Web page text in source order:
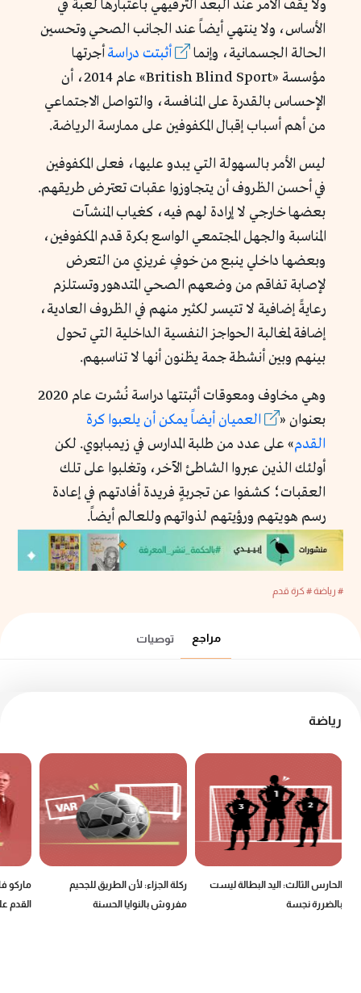
ولا يقف الأمر عند البعد الترفيهي باعتبارها لعبة في
الأساس، ولا ينتهي أيضاً عند الجانب الصحي وتحسين
الحالة الجسمانية، وإنما
أثبتت دراسة أجرتها
مؤسسة «British Blind Sport» عام 2014، أن
الإحساس بالقدرة على المنافسة، والتواصل الاجتماعي
من أهم أسباب إقبال المكفوفين على ممارسة الرياضة.
ليس الأمر بالسهولة التي يبدو عليها، فعلى المكفوفين
في أحسن الظروف أن يتجاوزوا عقبات تعترض طريقهم.
بعضها خارجي لا إرادة لهم فيه، كغياب المنشآت
المناسبة والجهل المجتمعي الواسع بكرة قدم المكفوفين،
وبعضها داخلي ينبع من خوفٍ غريزي من التعرض
لإصابة تفاقم من وضعهم الصحي المتدهور وتستلزم
رعايةً إضافية لا تتيسر لكثير منهم في الظروف العادية،
إضافة لمغالبة الحواجز النفسية الداخلية التي تحول
بينهم وبين أنشطة جمة يظنون أنها لا تناسبهم.
وهي مخاوف ومعوقات أثبتتها دراسة نُشرت عام 2020
بعنوان «
العميان أيضاً يمكن أن يلعبوا كرة
القدم» على عدد من طلبة المدارس في زيمبابوي. لكن
أولئك الذين عبروا الشاطئ الآخر، وتغلبوا على تلك
العقبات؛ كشفوا عن تجربةٍ فريدة أفادتهم في إعادة
رسم هويتهم ورؤيتهم لذواتهم وللعالم أيضاً.
# رياضة# كرة قدم
مراجع توصيات
رياضة
الحارس الثالث: اليد البطالة ليست
بالضررة نجسة
ركلة الجزاء: لأن الطريق للجحيم
مفروش بالنوايا الحسنة
ماركو
القدم